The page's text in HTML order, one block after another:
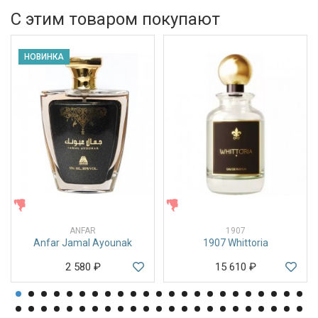
С этим товаром покупают
НОВИНКА
ANFAR
Anfar Jamal Ayounak
2 580 ₽
1907
1907 Whittoria
15 610 ₽